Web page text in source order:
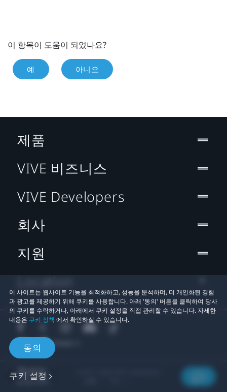
이 항목이 도움이 되었나요?
예 아니오
이 사이트는 웹사이트 기능을 최적화하고, 성능을 분석하며, 더 개인화된 경험
과 광고를 제공하기 위해 쿠키를 사용합니다. 아래 '동의' 버튼을 클릭하여 당사
의 쿠키를 수락하거나, 아래에서 쿠키 설정을 직접 관리할 수 있습니다. 자세한
내용은 쿠키 정책 에서 확인하실 수 있습니다.
동의
쿠키 설정
제품
VIVE 비즈니스
VIVE Developers
회사
지원
Location